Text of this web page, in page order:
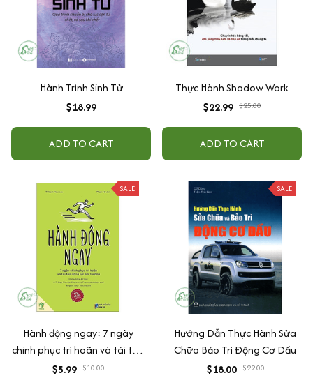
Hành Trình Sinh Tử
$18.99
ADD TO CART
Thực Hành Shadow Work
$22.99 $25.00
ADD TO CART
SALE
Hành động ngay: 7 ngày
chinh phục trì hoãn và tái tạo
động lực phi thường
$5.99 $10.00
SALE
Hướng Dẫn Thực Hành Sửa
Chữa Bảo Trì Động Cơ Dầu
$18.00 $22.00